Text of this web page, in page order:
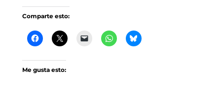
Comparte esto:
Me gusta esto: